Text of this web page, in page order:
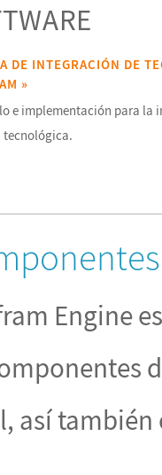
DE INTEGRACIÓN DE
»
e implementación para la
tecnológica.
Engine
así